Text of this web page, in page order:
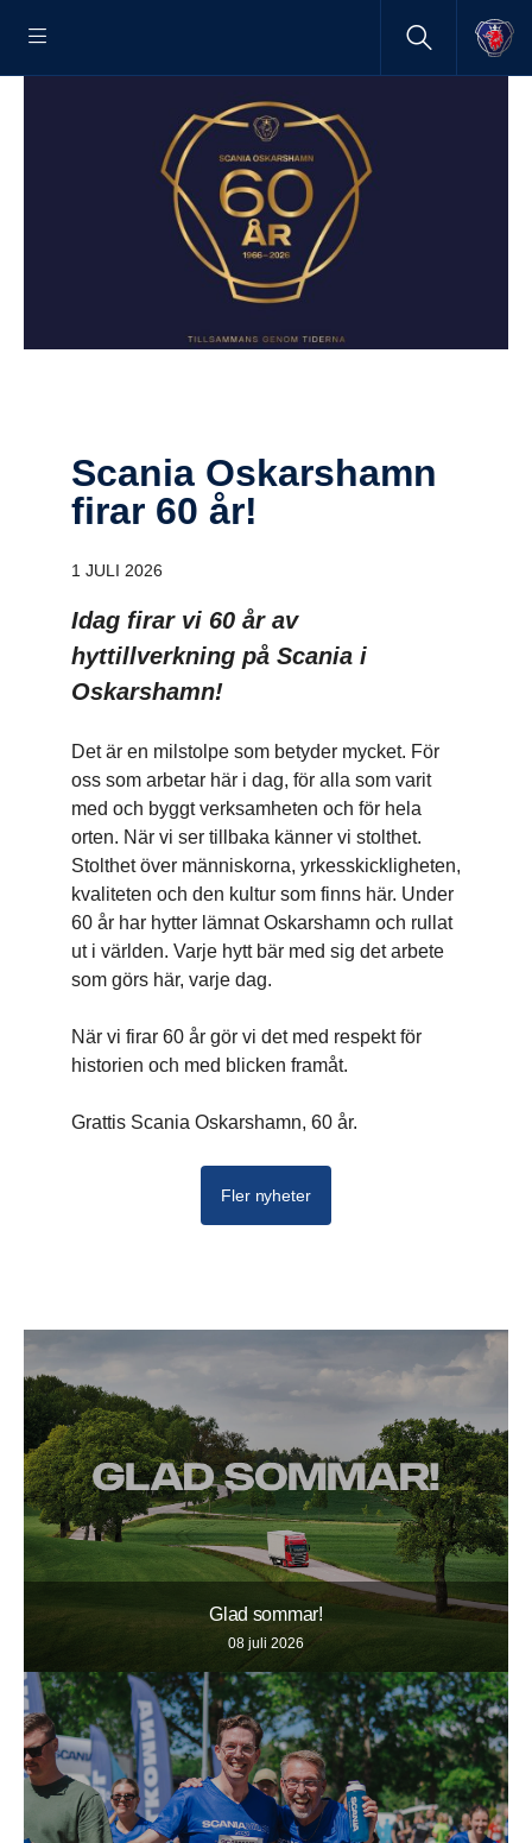
Scania Oskars­hamn
firar 60 år!
1 JULI 2026
Idag firar vi 60 år av
hyttillverkning på Scania i
Oskarshamn!
Det är en milstolpe som betyder mycket. För
oss som arbetar här i dag, för alla som varit
med och byggt verksamheten och för hela
orten. När vi ser tillbaka känner vi stolthet.
Stolthet över människorna, yrkesskickligheten,
kvaliteten och den kultur som finns här. Under
60 år har hytter lämnat Oskarshamn och rullat
ut i världen. Varje hytt bär med sig det arbete
som görs här, varje dag.
När vi firar 60 år gör vi det med respekt för
historien och med blicken framåt.
Grattis Scania Oskarshamn, 60 år.
Fler nyheter
Glad sommar!
08 juli 2026